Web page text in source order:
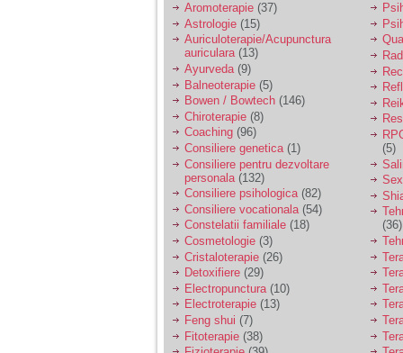
Sunt casatorita, am
31 de ani si un copil in
varsta de 2 ani care
mi-e lumina ochilor.
De ceva timp simt ca
mi s-a adunat
oboseala, o oboseala
cronica de care nu pot
scapa si simt ca din
cauza ei nu pot
controla nervii si
cateodata are copilul
de suferit.
Am o bariera peste
care nu pot trece:
prietena mea a ramas
insarcinata cu o fata.
Am fost de comun
acord sa facem un
copil, cu gandul ca e
baiat.
Aromoterapie (37)
Astrologie (15)
Auriculoterapie/Acupunctura
auriculara(13)
Ayurveda(9)
Balneoterapie (5)
Bowen / Bowtech (146)
Chiroterapie (8)
Coaching (96)
Consiliere genetica(1)
Consiliere pentru dezvoltare
personala (132)
Consiliere psihologica(82)
Consiliere vocationala (54)
Constelatii familiale (18)
Cosmetologie (3)
Cristaloterapie (26)
Detoxifiere (29)
Electropunctura (10)
Electroterapie (13)
Feng shui (7)
Fitoterapie (38)
(5)
(36)